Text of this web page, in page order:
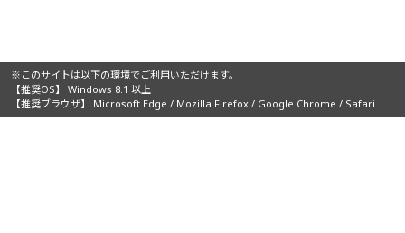
※このサイトは以下の環境でご利用いただけます。
【推奨OS】 Windows 8.1 以上
【推奨ブラウザ】 Microsoft Edge / Mozilla Firefox / Google Chrome / Safari